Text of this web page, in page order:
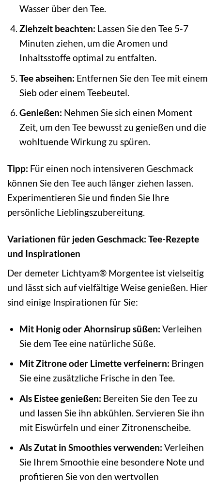
Wasser über den Tee.
Ziehzeit beachten: Lassen Sie den Tee 5-7
Minuten ziehen, um die Aromen und
Inhaltsstoffe optimal zu entfalten.
Tee abseihen: Entfernen Sie den Tee mit einem
Sieb oder einem Teebeutel.
Genießen: Nehmen Sie sich einen Moment
Zeit, um den Tee bewusst zu genießen und die
wohltuende Wirkung zu spüren.
Tipp: Für einen noch intensiveren Geschmack
können Sie den Tee auch länger ziehen lassen.
Experimentieren Sie und finden Sie Ihre
persönliche Lieblingszubereitung.
Variationen für jeden Geschmack: Tee-Rezepte
und Inspirationen
Der demeter Lichtyam® Morgentee ist vielseitig
und lässt sich auf vielfältige Weise genießen. Hier
sind einige Inspirationen für Sie:
Mit Honig oder Ahornsirup süßen: Verleihen
Sie dem Tee eine natürliche Süße.
Mit Zitrone oder Limette verfeinern: Bringen
Sie eine zusätzliche Frische in den Tee.
Als Eistee genießen: Bereiten Sie den Tee zu
und lassen Sie ihn abkühlen. Servieren Sie ihn
mit Eiswürfeln und einer Zitronenscheibe.
Als Zutat in Smoothies verwenden: Verleihen
Sie Ihrem Smoothie eine besondere Note und
profitieren Sie von den wertvollen